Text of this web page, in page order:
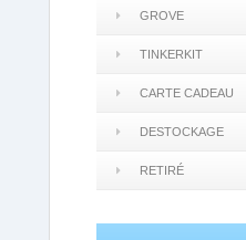
GROVE
TINKERKIT
CARTE CADEAU
DESTOCKAGE
RETIRÉ